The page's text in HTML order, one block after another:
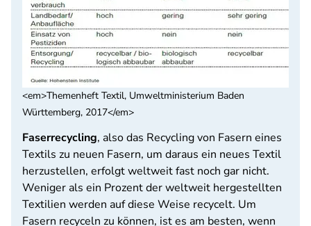
<em>Themenheft Textil, Umweltministerium Baden
Württemberg, 2017</em>
Faserrecycling, also das Recycling von Fasern eines
Textils zu neuen Fasern, um daraus ein neues Textil
herzustellen, erfolgt weltweit fast noch gar nicht.
Weniger als ein Prozent der weltweit hergestellten
Textilien werden auf diese Weise recycelt. Um
Fasern recyceln zu können, ist es am besten, wenn